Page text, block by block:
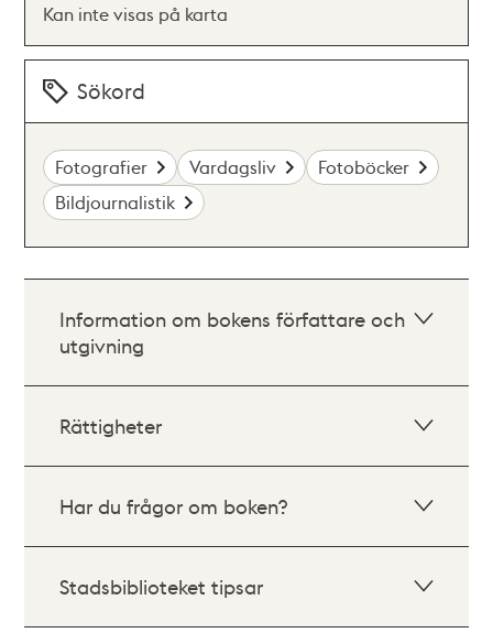
Kan inte visas på karta
Sökord
Fotografier Vardagsliv
Fotoböcker
Bildjournalistik
Information om bokens författare och
utgivning
Rättigheter
Har du frågor om boken?
Stadsbiblioteket tipsar